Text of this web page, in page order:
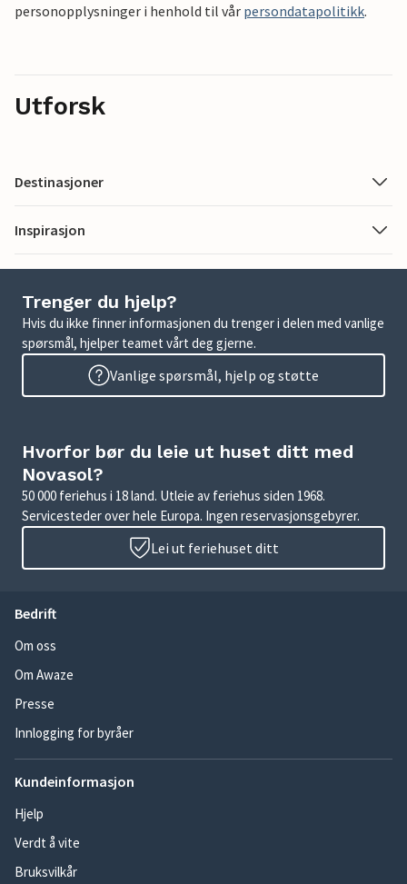
personopplysninger i henhold til vår persondatapolitikk.
Utforsk
Destinasjoner
Inspirasjon
Trenger du hjelp?
Hvis du ikke finner informasjonen du trenger i delen med vanlige
spørsmål, hjelper teamet vårt deg gjerne.
Vanlige spørsmål, hjelp og støtte
Hvorfor bør du leie ut huset ditt med
Novasol?
50 000 feriehus i 18 land. Utleie av feriehus siden 1968.
Servicesteder over hele Europa. Ingen reservasjonsgebyrer.
Lei ut feriehuset ditt
Bedrift
Om oss
Om Awaze
Presse
Innlogging for byråer
Kundeinformasjon
Hjelp
Verdt å vite
Bruksvilkår